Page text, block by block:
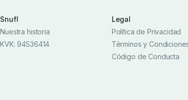
Snufl
Nuestra historia
KVK: 94536414
Legal
Política de Privacidad
Términos y
Código de Conducta